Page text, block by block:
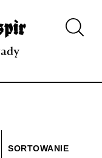
Aplikacja
SORTOWANIE